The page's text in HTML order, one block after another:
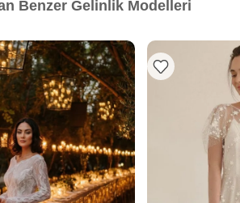
Benzer Gelinlik Modelleri